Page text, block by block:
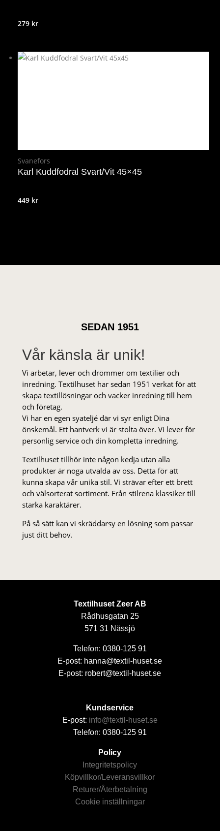
279 kr
Svanefors
Karl Kuddfodral Svart/Vit 45×45
449 kr
SEDAN 1951
Vår känsla är unik!
Vi arbetar, lever och drömmer om textilier och
inredning. Textilhuset har sedan 1951 verkat för att
skapa textillösningar och vacker inredning till hem
och företag.
Vi har en egen syateljé där vi syr enligt Dina
önskemål. Ett hantverk vi är stolta över. Vi lever för
personlig service och din kompletta inredning.
Textilhuset tillhör inte någon kedja utan alla
produkter är noga utvalda av oss. Detta för att
kunna skapa vår unika stil. Vi strä­var efter ett brett
och välsorterat sor­ti­ment. Från stil­rena klas­siker till
starka karaktärer.
På så sätt kan vi skräddarsy en lösning som passar
just ditt behov.
Textilhuset Zeer AB
Rådhusgatan 25
571 31 Nässjö
Telefon: 0380-125 91
E-post: hanna@textil-huset.se
E-post: robert@textil-huset.se
Kundservice
E-post: info@textil-huset.se
Telefon: 0380-125 91
Policy
Integritetspolicy
Köpvillkor/Leveransvillkor
Returer/Återbetalning
Cookie inställningar